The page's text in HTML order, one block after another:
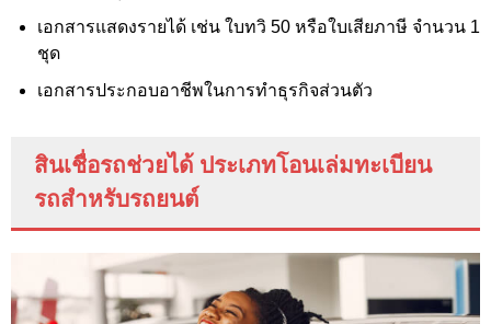
เอกสารแสดงรายได้ เช่น ใบทวิ 50 หรือใบเสียภาษี จำนวน 1
ชุด
เอกสารประกอบอาชีพในการทำธุรกิจส่วนตัว
สินเชื่อรถช่วยได้ ประเภทโอนเล่มทะเบียน
รถสำหรับรถยนต์